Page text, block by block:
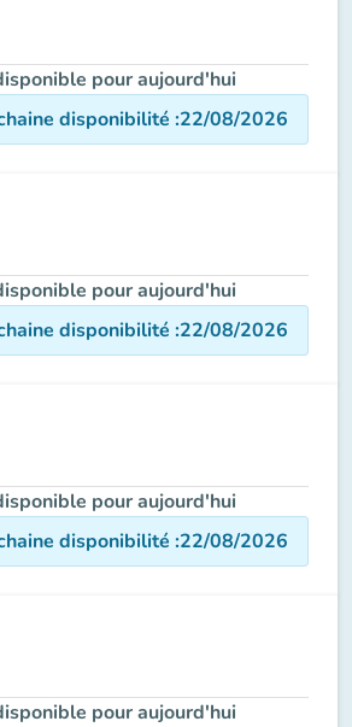
pour aujourd'hui
disponibilité :22/08/2026
pour aujourd'hui
disponibilité :22/08/2026
pour aujourd'hui
disponibilité :22/08/2026
pour aujourd'hui